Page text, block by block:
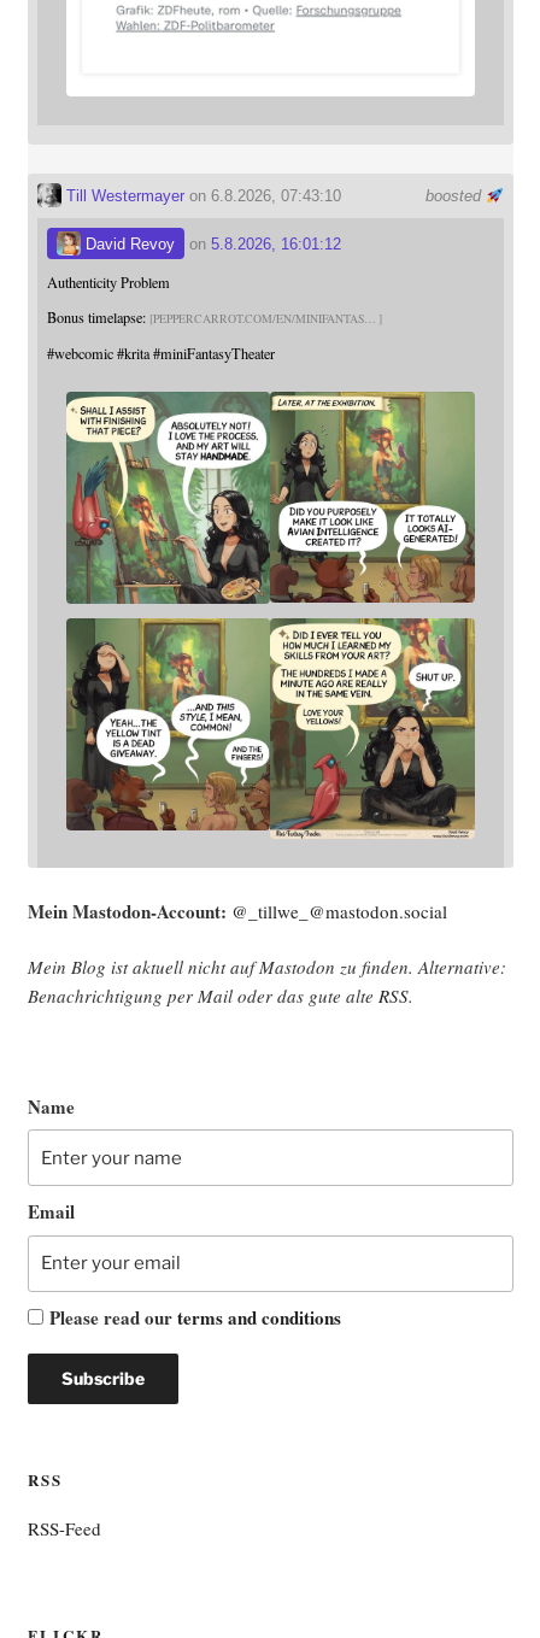
boosted
Till Westermayeron 6.8.2026, 07:43:10
David Revoy on 5.8.2026, 16:01:12
Authenticity Problem
Bonus timelapse: PEPPERCARROT.COM/EN/MINIFANTAS
#webcomic #krita #miniFantasyTheater
Mein Mast­o­don-Account: @_tillwe_@mastodon.social
Mein Blog ist aktu­ell nicht auf Mast­o­don zu fin­den. Alter­na­ti­ve:
Benach­rich­ti­gung per Mail oder das gute alte RSS.
Name
Email
Please read ourterms and conditions
RSS
RSS-Feed